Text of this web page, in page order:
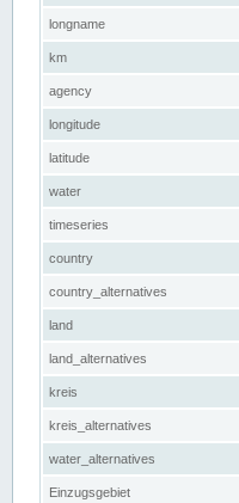
longname
km
agency
longitude
latitude
water
timeseries
country
country_alternatives
land
land_alternatives
kreis
kreis_alternatives
water_alternatives
Einzugsgebiet